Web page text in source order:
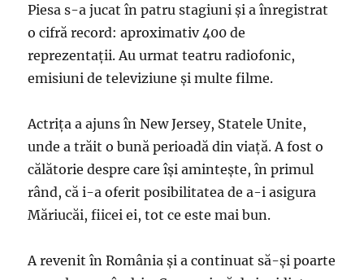
Piesa s-a jucat în patru stagiuni şi a înregistrat
o cifră record: aproximativ 400 de
reprezentaţii. Au urmat teatru radiofonic,
emisiuni de televiziune și multe filme.
Actrița a ajuns în New Jersey, Statele Unite,
unde a trăit o bună perioadă din viață. A fost o
călătorie despre care îşi aminteşte, în primul
rând, că i-a oferit posibilitatea de a-i asigura
Măriucăi, fiicei ei, tot ce este mai bun.
A revenit în România şi a continuat să-şi poarte